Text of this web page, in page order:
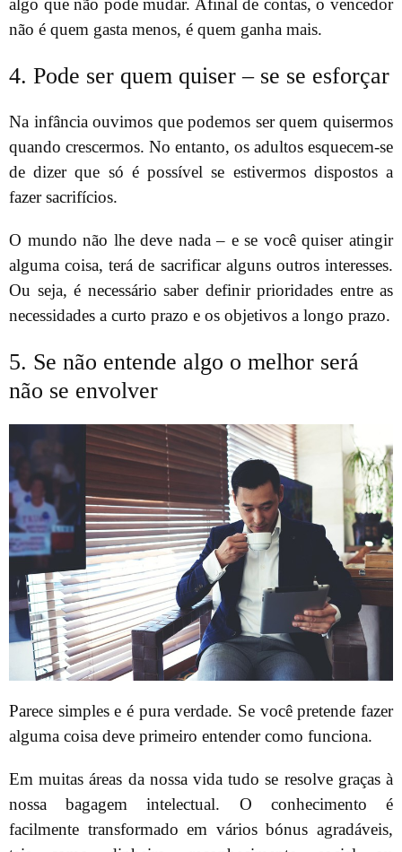
algo que não pode mudar. Afinal de contas, o vencedor
não é quem gasta menos, é quem ganha mais.
4. Pode ser quem quiser – se se esforçar
Na infância ouvimos que podemos ser quem quisermos
quando crescermos. No entanto, os adultos esquecem-se
de dizer que só é possível se estivermos dispostos a
fazer sacrifícios.
O mundo não lhe deve nada – e se você quiser atingir
alguma coisa, terá de sacrificar alguns outros interesses.
Ou seja, é necessário saber definir prioridades entre as
necessidades a curto prazo e os objetivos a longo prazo.
5. Se não entende algo o melhor será
não se envolver
Parece simples e é pura verdade. Se você pretende fazer
alguma coisa deve primeiro entender como funciona.
Em muitas áreas da nossa vida tudo se resolve graças à
nossa bagagem intelectual. O conhecimento é
facilmente transformado em vários bónus agradáveis,